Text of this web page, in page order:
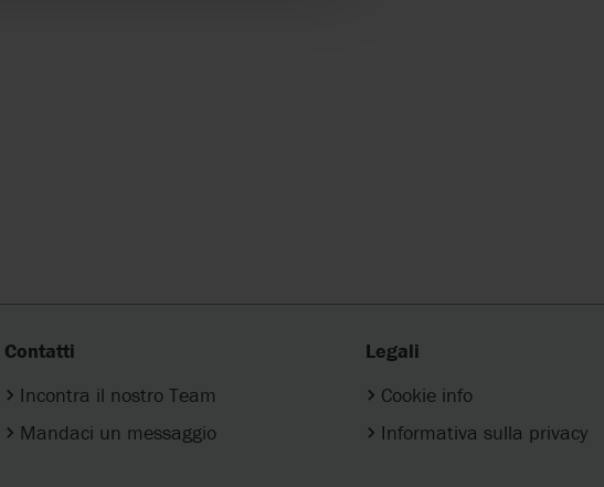
Contatti
Incontra il nostro Team
Mandaci un messaggio
Legali
Cookie info
Informativa sulla privacy